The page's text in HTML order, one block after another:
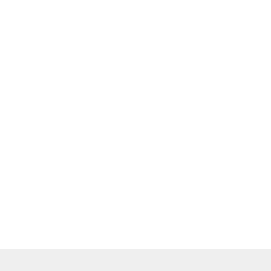
com Macbook, tablets, celulares